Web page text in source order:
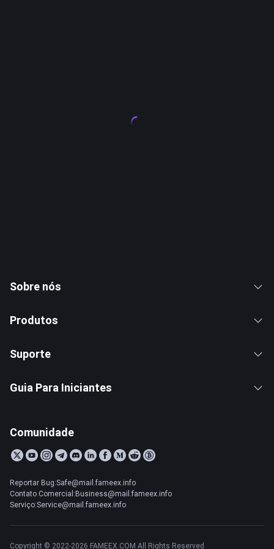
Sobre nós
Produtos
Suporte
Guia Para Iniciantes
Comunidade
Reportar Bug:Safe@mail.fameex.info
Contato Comercial:Business@mail.fameex.info
Serviço:Service@mail.fameex.info
Copyright © 2022-2026 FAMEEX.COM All Rights Reserved